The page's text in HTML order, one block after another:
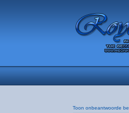
Toon onbeantwoorde